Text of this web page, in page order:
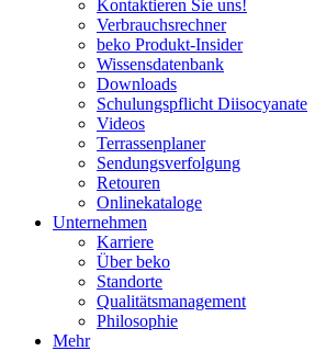
Kontaktieren Sie uns!
Verbrauchsrechner
beko Produkt-Insider
Wissensdatenbank
Downloads
Schulungspflicht Diisocyanate
Videos
Terrassenplaner
Sendungsverfolgung
Retouren
Onlinekataloge
Unternehmen
Karriere
Über beko
Standorte
Qualitätsmanagement
Philosophie
Mehr